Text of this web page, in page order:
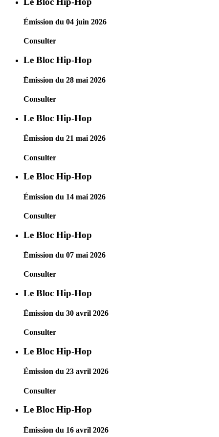
Émission du 04 juin 2026
Consulter
Le Bloc Hip-Hop
Émission du 28 mai 2026
Consulter
Le Bloc Hip-Hop
Émission du 21 mai 2026
Consulter
Le Bloc Hip-Hop
Émission du 14 mai 2026
Consulter
Le Bloc Hip-Hop
Émission du 07 mai 2026
Consulter
Le Bloc Hip-Hop
Émission du 30 avril 2026
Consulter
Le Bloc Hip-Hop
Émission du 23 avril 2026
Consulter
Le Bloc Hip-Hop
Émission du 16 avril 2026